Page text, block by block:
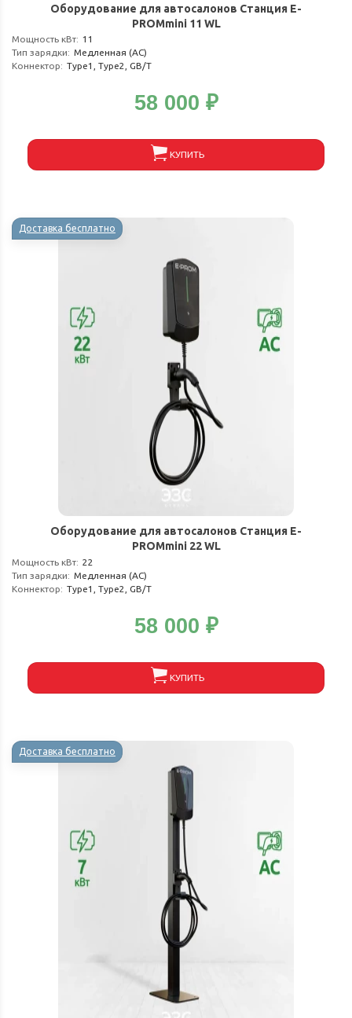
Оборудование для автосалонов Станция E-
PROMmini 11 WL
Мощность кВт: 11
Тип зарядки: Медленная (АС)
Коннектор: Type1, Type2, GB/T
58 000 ₽
КУПИТЬ
Доставка бесплатно
Оборудование для автосалонов Станция E-
PROMmini 22 WL
Мощность кВт: 22
Тип зарядки: Медленная (АС)
Коннектор: Type1, Type2, GB/T
58 000 ₽
КУПИТЬ
Доставка бесплатно